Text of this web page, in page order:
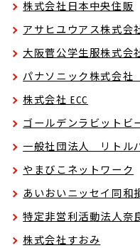
株式会社日本中央住販
アサヒユウアス株式会
大阪菅公学生服株式会
パナソニック株式会
株式会社 ECC
ゴールデンラビットビ
一般社団法人 リトル
やまびこネットワーク
あいおいニッセイ同和
特定非営利活動法人奈
株式会社すおみ